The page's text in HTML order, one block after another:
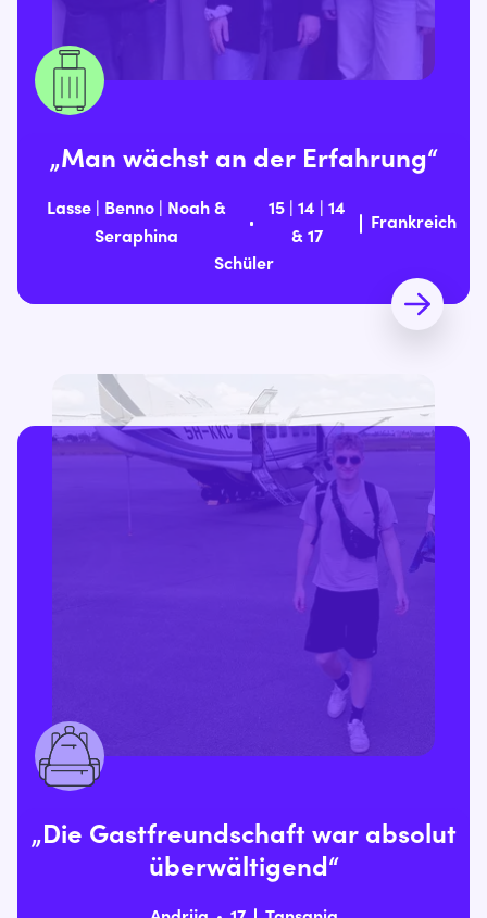
„Man wächst an der Erfahrung“
Lasse | Benno | Noah &
Seraphina
15 | 14 | 14
& 17
Frankreich
Schüler
„Die Gastfreundschaft war absolut
überwältigend“